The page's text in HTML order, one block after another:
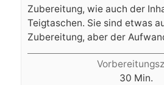
Zubereitung, wie auch der
Teigtaschen. Sie sind etwas
Zubereitung, aber der
30 Minuten
Min.